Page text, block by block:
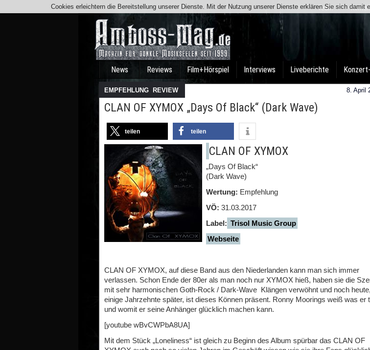
Team
News Reviews Film+Hörspiel Interviews Liveberichte
EMPFEHLUNG REVIEW 8. April
CLAN OF XYMOX „Days Of Black“ (Dark Wave)
teilen teilen
CLAN OF XYMOX
„Days Of Black“
(Dark Wave)
Wertung: Empfehlung
VÖ: 31.03.2017
Label: Trisol Music Group
Webseite
CLAN OF XYMOX, auf diese Band aus den Niederlanden kann man sich immer
verlassen. Schon Ende der 80er als man noch nur XYMOX hieß, haben sie die
mit sehr harmonischen Goth-Rock / Dark-Wave Klängen verwöhnt und noch heute,
einige Jahrzehnte später, ist dieses Können präsent. Ronny Moorings weiß was er
und womit er seine Anhänger glücklich machen kann.
[youtube wBvCWPbA8UA]
Mit dem Stück „Loneliness“ ist gleich zu Beginn des Album spürbar das CLAN OF
Cookies erleichtern die Bereitstellung unserer Dienste. Mit der Nutzung unserer Dienste erklären Sie sich damit